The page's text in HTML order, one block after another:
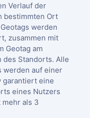
Verlauf der
bestimmten Ort
werden
zusammen mit
Geotag am
des Standorts. Alle
werden auf einer
garantiert eine
eines Nutzers
als 3